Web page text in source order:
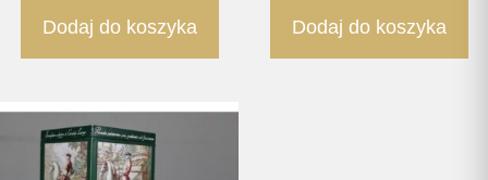
Dodaj do koszyka Dodaj do koszyka